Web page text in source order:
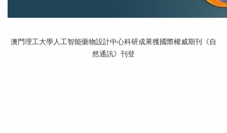
澳門理工大學人工智能藥物設計中心科研成果獲國際權威期刊《自
然通訊》刊登